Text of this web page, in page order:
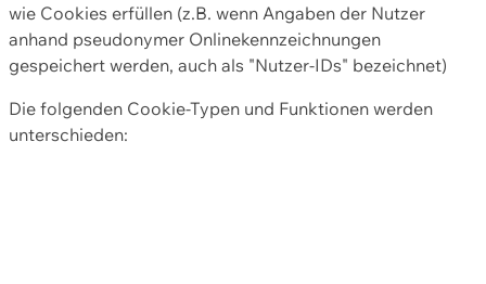
wie Cookies erfüllen (z.B. wenn Angaben der Nutzer
anhand pseudonymer Onlinekennzeichnungen
gespeichert werden, auch als "Nutzer-IDs" bezeichnet)
Die folgenden Cookie-Typen und Funktionen werden
unterschieden: